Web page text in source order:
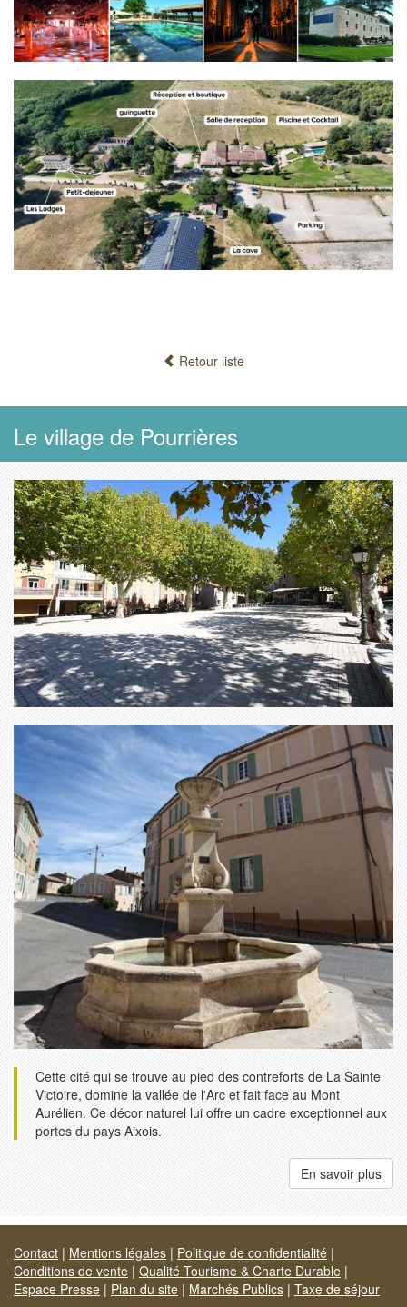
Retour liste
Le village de Pourrières
Cette cité qui se trouve au pied des contreforts de La Sainte
Victoire, domine la vallée de l'Arc et fait face au Mont
Aurélien. Ce décor naturel lui offre un cadre exceptionnel aux
portes du pays Aixois.
En savoir plus
Contact | Mentions légales | Politique de confidentialité |
Conditions de vente | Qualité Tourisme & Charte Durable |
Espace Presse | Plan du site | Marchés Publics | Taxe de séjour